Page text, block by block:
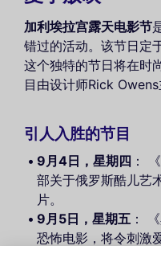
加利埃拉宫露天电影节
错过的活动。该节日定
这个独特的节日将在时
目由设计师Rick Owens
引人入胜的节目
9月4日，星期四 ：
部关于俄罗斯酷儿艺
片。
9月5日，星期五 ：
恐怖电影，将令刺激